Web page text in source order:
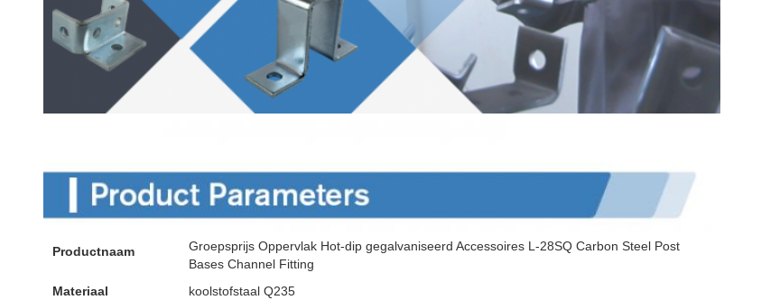
Productnaam
Groepsprijs Oppervlak Hot-dip gegalvaniseerd Accessoires L-28SQ Carbon Steel Post
Bases Channel Fitting
Materiaal
koolstofstaal Q235